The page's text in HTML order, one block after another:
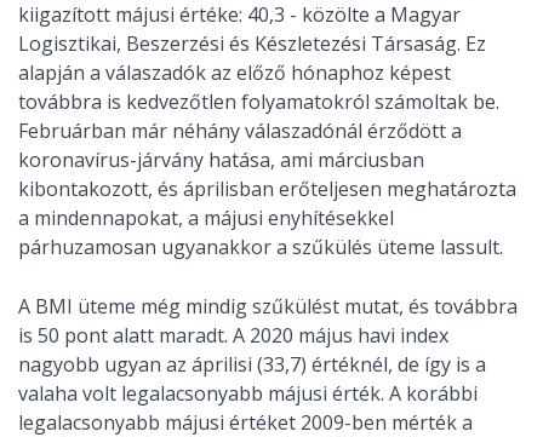
kiigazított májusi értéke: 40,3 - közölte a Magyar
Logisztikai, Beszerzési és Készletezési Társaság. Ez
alapján a válaszadók az előző hónaphoz képest
továbbra is kedvezőtlen folyamatokról számoltak be.
Februárban már néhány válaszadónál érződött a
koronavírus-járvány hatása, ami márciusban
kibontakozott, és áprilisban erőteljesen meghatározta
a mindennapokat, a májusi enyhítésekkel
párhuzamosan ugyanakkor a szűkülés üteme lassult.
A BMI üteme még mindig szűkülést mutat, és továbbra
is 50 pont alatt maradt. A 2020 május havi index
nagyobb ugyan az áprilisi (33,7) értéknél, de így is a
valaha volt legalacsonyabb májusi érték. A korábbi
legalacsonyabb májusi értéket 2009-ben mérték a